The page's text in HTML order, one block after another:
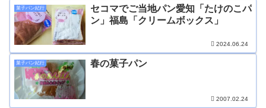
菓子パン紀行
セコマでご当地パン愛知「たけのこパ
ン」福島「クリームボックス」
2024.06.24
菓子パン紀行 春の菓子パン
2007.02.24